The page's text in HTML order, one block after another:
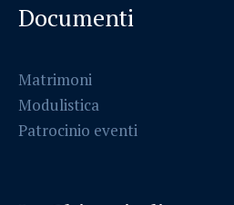
Documenti
Matrimoni
Modulistica
Patrocinio eventi